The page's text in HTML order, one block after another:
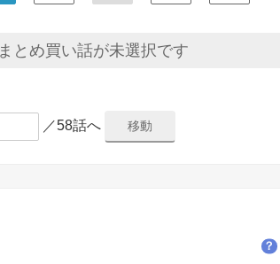
まとめ買い話が未選択です
／58話へ
？